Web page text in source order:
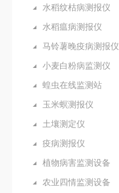
水稻纹枯病测报仪
水稻瘟病测报仪
马铃薯晚疫病测报仪
小麦白粉病监测仪
蝗虫在线监测站
玉米螟测报仪
土壤测定仪
疫病测报仪
植物病害监测设备
农业四情监测设备